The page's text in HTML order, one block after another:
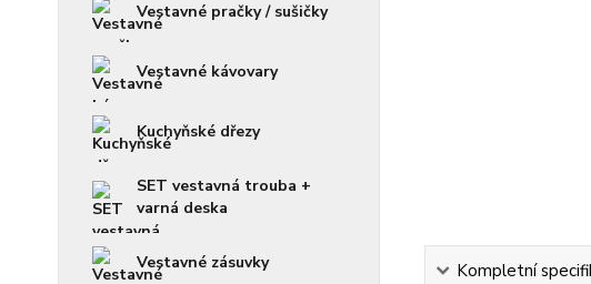
Vestavné pračky / sušičky
Vestavné kávovary
Kuchyňské dřezy
SET vestavná trouba +
varná deska
Vestavné zásuvky Kompletní